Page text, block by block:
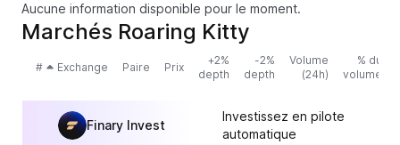
Aucune information disponible pour le moment.
Marchés Roaring Kitty
# Exchange Paire Prix
+2%
depth
-2%
depth
Volume
(24h)
% du
volume
Finary Invest
Investissez en pilote
automatique